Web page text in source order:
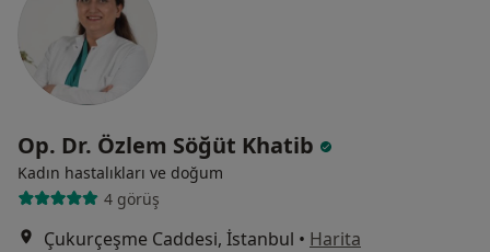
Op. Dr. Özlem Söğüt Khatib
Kadın hastalıkları ve doğum
4 görüş
Çukurçeşme Caddesi, İstanbul • Harita